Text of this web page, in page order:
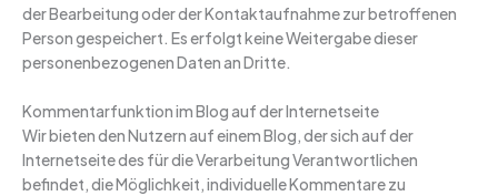
der Bearbeitung oder der Kontaktaufnahme zur betroffenen
Person gespeichert. Es erfolgt keine Weitergabe dieser
personenbezogenen Daten an Dritte.
Kommentarfunktion im Blog auf der Internetseite
Wir bieten den Nutzern auf einem Blog, der sich auf der
Internetseite des für die Verarbeitung Verantwortlichen
befindet, die Möglichkeit, individuelle Kommentare zu